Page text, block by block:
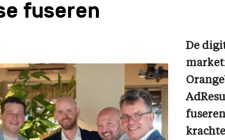
fuseren
De